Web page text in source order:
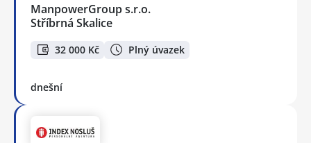
ManpowerGroup s.r.o.
Stříbrná Skalice
32 000 Kč Plný úvazek
dnešní